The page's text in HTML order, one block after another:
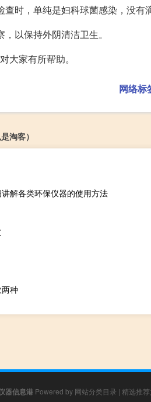
时，单纯是妇科球菌感染，没有
以保持外阴清洁卫生。
大家有所帮助。
网络标
淘客）
解各类环保仪器的使用方法
种
器信息港 Powered by 网站分类目录 | 精选推